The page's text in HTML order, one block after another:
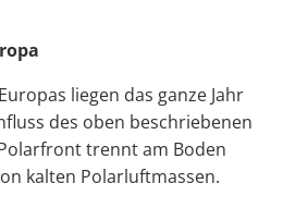
Europas liegen das ganze Jahr
des oben beschriebenen
trennt am Boden
kalten Polarluftmassen.